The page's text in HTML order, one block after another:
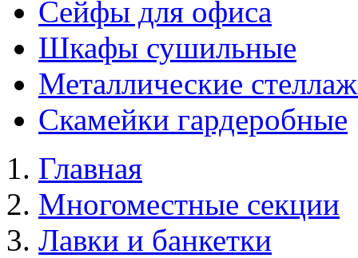
Сейфы для офиса
Шкафы сушильные
Металлические
Скамейки гардеробные
Главная
Многоместные секции
Лавки и банкетки